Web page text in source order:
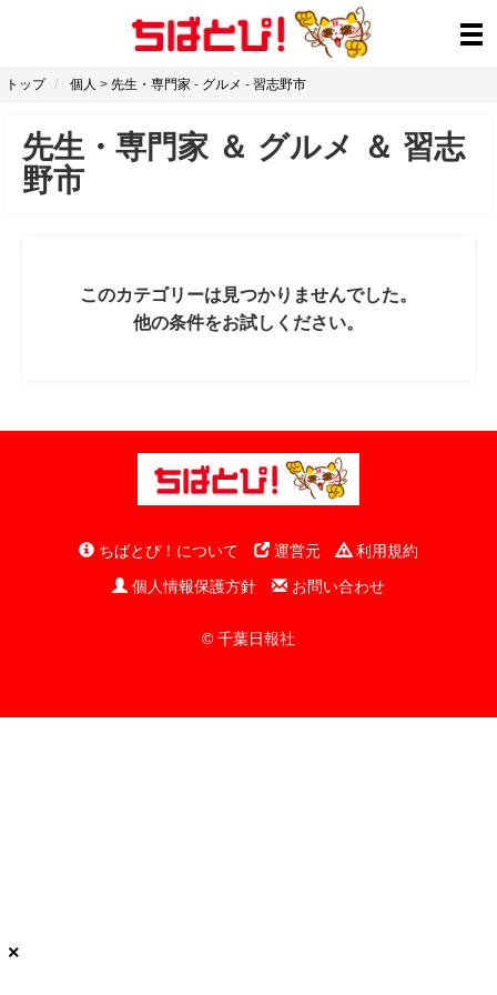
トップ 個人 > 先生・専門家 - グルメ - 習志野市
先生・専門家 ＆ グルメ ＆ 習志
野市
このカテゴリーは見つかりませんでした。
他の条件をお試しください。
ちばとぴ！について 運営元
利用規約
個人情報保護方針
お問い合わせ
© 千葉日報社
×